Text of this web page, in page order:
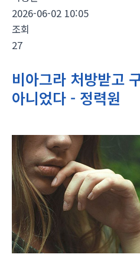
2026-06-02 10:05
조회
27
비아그라 처방받고
아니었다 - 정력원